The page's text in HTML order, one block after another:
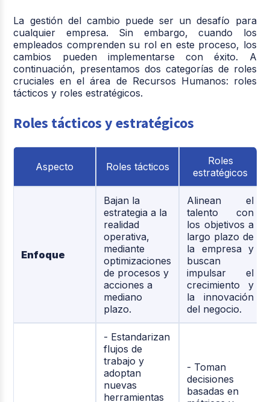
La gestión del cambio puede ser un desafío para
cualquier empresa. Sin embargo, cuando los
empleados comprenden su rol en este proceso, los
cambios pueden implementarse con éxito. A
continuación, presentamos dos categorías de roles
cruciales en el área de Recursos Humanos: roles
tácticos y roles estratégicos.
Roles tácticos y estratégicos
Aspecto Roles tácticos
Roles
estratégicos
Enfoque
Bajan la
estrategia a la
realidad
operativa,
mediante
optimizaciones
de procesos y
acciones a
mediano
plazo.
Alinean el
talento con
los objetivos a
largo plazo de
la empresa y
buscan
impulsar el
crecimiento y
la innovación
del negocio.
- Estandarizan
flujos de
trabajo y
adoptan
nuevas
herramientas
- Toman
decisiones
basadas en